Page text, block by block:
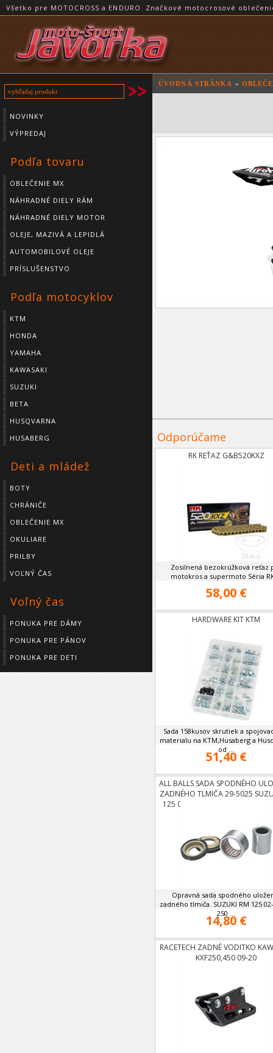
Všetko pre MOTOCROSS a ENDURO. Značkové motocrosové
NOVINKY
VÝPREDAJ
Podľa tovaru
OBLEČENIE MX
NÁHRADNÉ DIELY RÁM
NÁHRADNÉ DIELY MOTOR
OLEJE, MAZIVÁ A LEPIDLÁ
AUTOMOBILOVÉ OLEJE
PRÍSLUŠENSTVO
Podľa motocyklov
KTM
HONDA
YAMAHA
KAWASAKI
SUZUKI
BETA
HUSQVARNA
HUSABERG
Deti a mládež
BOTY
CHRÁNIČE
OBLEČENIE MX
OKULIARE
PRILBY
VOĽNÝ ČAS
Voľný čas
PONUKA PRE DÁMY
PONUKA PRE PÁNOV
PONUKA PRE DETI
ÚVODNÁ STRÁNKA »
Odporúčame
RK REŤAZ G&B520KXZ
Zosilnená bezokrúžková reťaz
motokros a supermoto Séria
58,00 €
HARDWARE KIT KTM
Sada 158kusov skrutiek a
materialu na KTM,Husaberg a
od ...
51,40 €
ALL BALLS SADA SPODNÉHO
ZADNÉHO TLMIČA 29-5025
125 02-08,RM 250 02-08,RMZ
Opravná sada spodného
zadného tlmiča. SUZUKI RM 125
250 ...
14,80 €
RACETECH ZADNÉ VODITKO
KXF250,450 09-20